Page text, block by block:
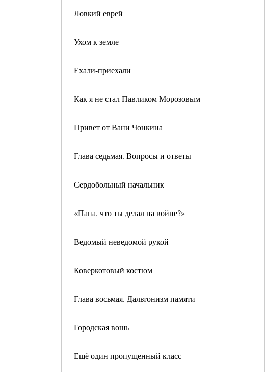
Ловкий еврей
Ухом к земле
Ехали-приехали
Как я не стал Павликом Морозовым
Привет от Вани Чонкина
Глава седьмая. Вопросы и ответы
Сердобольный начальник
«Папа, что ты делал на войне?»
Ведомый неведомой рукой
Коверкотовый костюм
Глава восьмая. Дальтонизм памяти
Городская вошь
Ещё один пропущенный класс